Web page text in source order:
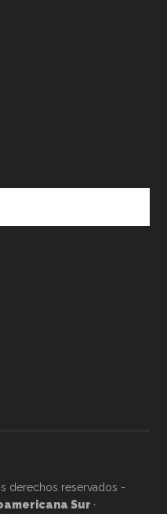
derechos reservados -
Sur ·